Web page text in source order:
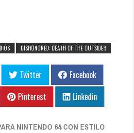
DISHONORED: DEATH OF THE OUTSIDER
Twitter
Facebook
Pinterest Linkedin
NINTENDO 64 CON ESTILO